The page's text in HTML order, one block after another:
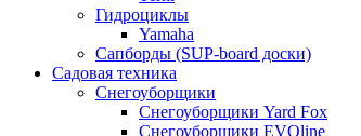
Гидроциклы
Yamaha
Сапборды (SUP-board доски)
Садовая техника
Снегоуборщики
Снегоуборщики Yard Fox
Снегоуборщики EVOline